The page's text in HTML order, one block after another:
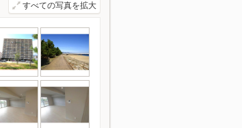
すべての写真を拡大